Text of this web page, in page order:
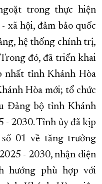
trong thực hiện
xã hội, đảm bảo quốc
hệ thống chính trị,
đó, đã triển khai
nhất tỉnh Khánh Hòa
Hòa mới; tổ chức
Đảng bộ tỉnh Khánh
- 2030. Tỉnh ủy đã kịp
01 về tăng trưởng
- 2030, nhận diện
hướng phù hợp với